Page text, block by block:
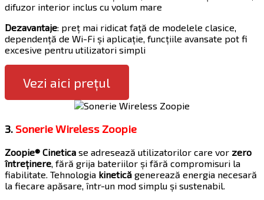
difuzor interior inclus cu volum mare
Dezavantaje: preț mai ridicat față de modelele clasice,
dependență de Wi-Fi și aplicație, funcțiile avansate pot fi
excesive pentru utilizatori simpli
Vezi aici prețul
3. Sonerie Wireless Zoopie
Zoopie® Cinetica se adresează utilizatorilor care vor zero
întreținere, fără grija bateriilor și fără compromisuri la
fiabilitate. Tehnologia kinetică generează energia necesară
la fiecare apăsare, într-un mod simplu și sustenabil.